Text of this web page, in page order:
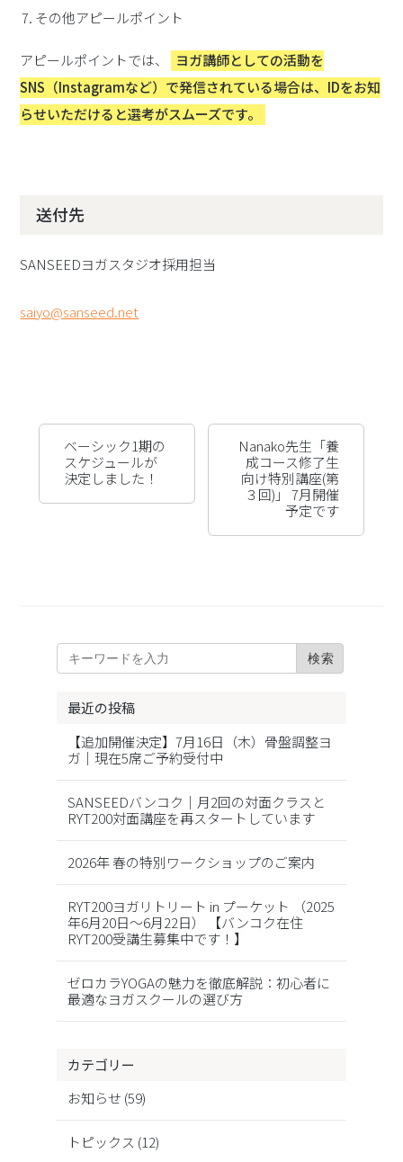
その他アピールポイント
アピールポイントでは、
ヨガ講師としての活動を
SNS（Instagramなど）で発信されている場合は、IDをお知
らせいただけると選考がスムーズです。
送付先
SANSEEDヨガスタジオ採用担当
saiyo@sanseed.net
ベーシック1期の
スケジュールが
決定しました！
Nanako先生「養
成コース修了生
向け特別講座(第
３回)」 7月開催
予定です
最近の投稿
【追加開催決定】7月16日（木）骨盤調整ヨ
ガ｜現在5席ご予約受付中
SANSEEDバンコク｜月2回の対面クラスと
RYT200対面講座を再スタートしています
2026年 春の特別ワークショップのご案内
RYT200ヨガリトリート in プーケット （2025
年6月20日～6月22日） 【バンコク在住
RYT200受講生募集中です！】
ゼロカラYOGAの魅力を徹底解説：初心者に
最適なヨガスクールの選び方
カテゴリー
お知らせ (59)
トピックス (12)